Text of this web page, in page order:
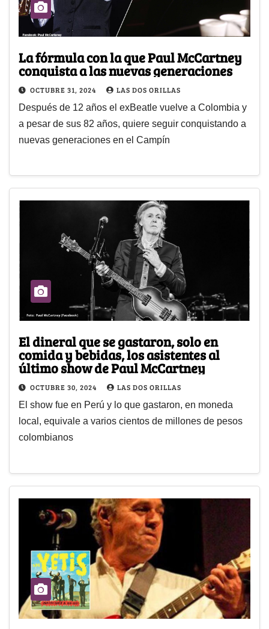
La fórmula con la que Paul McCartney
conquista a las nuevas generaciones
OCTUBRE 31, 2024 LAS DOS ORILLAS
Después de 12 años el exBeatle vuelve a Colombia y
a pesar de sus 82 años, quiere seguir conquistando a
nuevas generaciones en el Campín
El dineral que se gastaron, solo en
comida y bebidas, los asistentes al
último show de Paul McCartney
OCTUBRE 30, 2024 LAS DOS ORILLAS
El show fue en Perú y lo que gastaron, en moneda
local, equivale a varios cientos de millones de pesos
colombianos